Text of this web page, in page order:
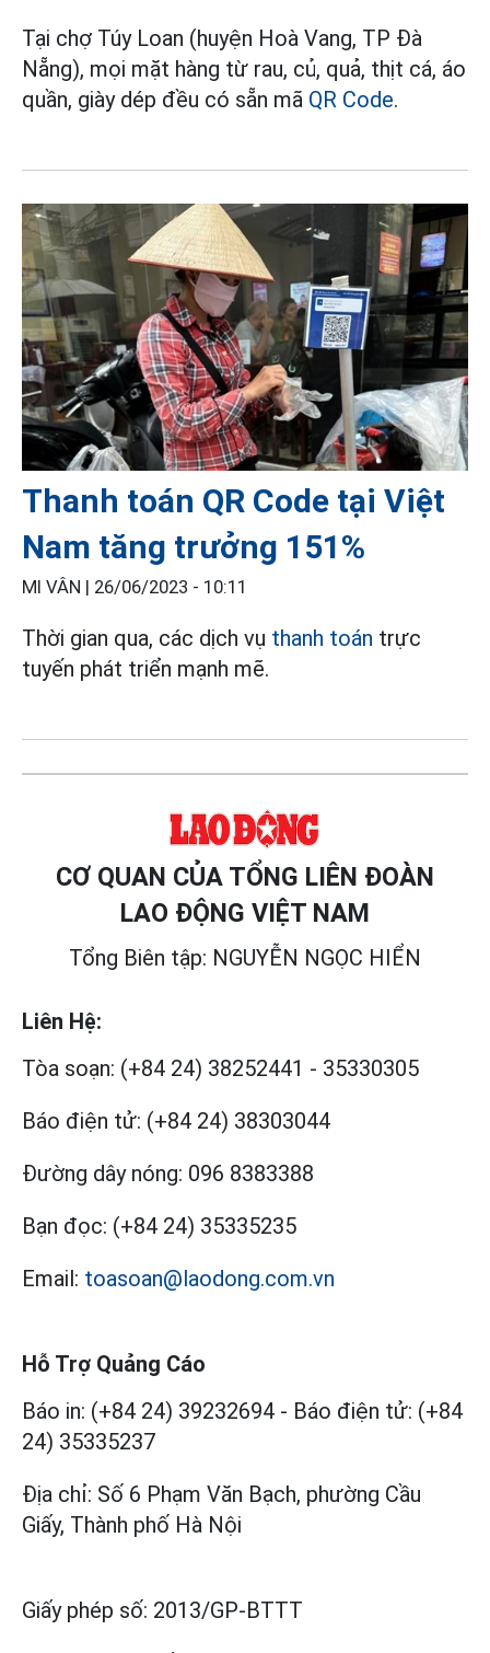
Tại chợ Túy Loan (huyện Hoà Vang, TP Đà
Nẵng), mọi mặt hàng từ rau, củ, quả, thịt cá, áo
quần, giày dép đều có sẵn mã QR Code.
Thanh toán QR Code tại Việt
Nam tăng trưởng 151%
MI VÂN | 26/06/2023 - 10:11
Thời gian qua, các dịch vụ thanh toán trực
tuyến phát triển mạnh mẽ.
CƠ QUAN CỦA TỔNG LIÊN ĐOÀN
LAO ĐỘNG VIỆT NAM
Tổng Biên tập: NGUYỄN NGỌC HIỂN
Liên Hệ:
Tòa soạn: (+84 24) 38252441 - 35330305
Báo điện tử: (+84 24) 38303044
Đường dây nóng: 096 8383388
Bạn đọc: (+84 24) 35335235
Email: toasoan@laodong.com.vn
Hỗ Trợ Quảng Cáo
Báo in: (+84 24) 39232694 - Báo điện tử: (+84
24) 35335237
Địa chỉ: Số 6 Phạm Văn Bạch, phường Cầu
Giấy, Thành phố Hà Nội
Giấy phép số: 2013/GP-BTTT